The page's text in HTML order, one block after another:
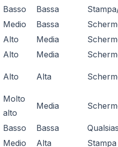
Basso Bassa
Medio Bassa
Alto Media
Alto Media
Alto Alta
Molto
alto
Media
Basso Bassa
Medio Alta Stampa